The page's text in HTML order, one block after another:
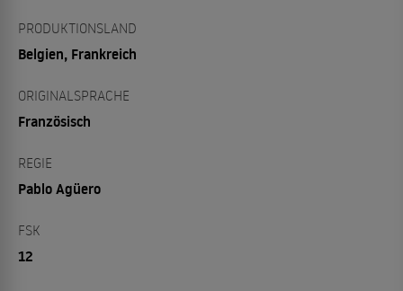
PRODUKTIONSLAND
Belgien, Frankreich
ORIGINALSPRACHE
Französisch
REGIE
Pablo Agüero
FSK
12